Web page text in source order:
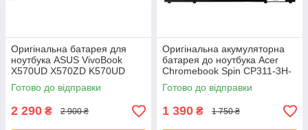
Оригінальна батарея для
ноутбука ASUS VivoBook
X570UD X570ZD K570UD
K570ZD R570UD R570ZD
F570UD - B31N1723
Готово до відправки
2 290 ₴ 2 900 ₴
Оригінальна акумуляторна
батарея до ноутбука Acer
Chromebook Spin CP311-3H-
K2RJ CP311-2H-C679 CP513-
1HL CP513-1H - AP16L8J
Готово до відправки
1 390 ₴ 1 750 ₴